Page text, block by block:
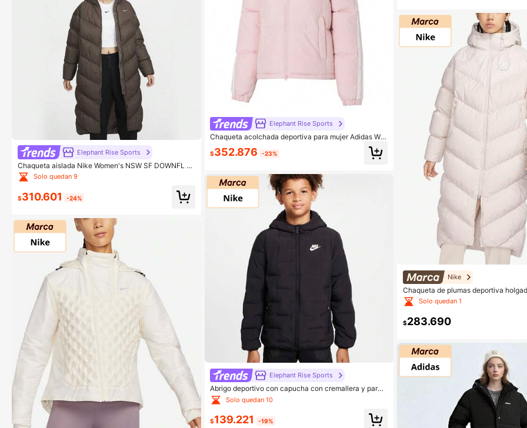
Elephant Rise Sports
Chaqueta aislada Nike Women's NSW SF DOWNFL N
K WPFR PR HF7894-004
Solo quedan 9
$310.601 -24%
Elephant Rise Sports
Chaqueta acolchada deportiva para mujer Adidas W 3
$352.876 -23%
Elephant Rise Sports
Abrigo deportivo con capucha con cremallera y parch
e con letras para hombres
Solo quedan 10
$139.221 -19%
Nike
Chaqueta de plumas deportiva
mujer Nike Authentic 2023 Invierno
04
Solo quedan 1
$283.690